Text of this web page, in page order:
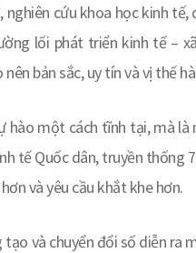
cứu khoa học kinh
lối phát triển kinh tế –
bản sắc, uy tín và vị thế
hào một cách tĩnh tại, mà
tế Quốc dân, truyền thống
và yêu cầu khắt khe hơn.
và chuyển đổi số diễn